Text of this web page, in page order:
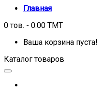
Главная
0 тов. - 0.00 TMT
Ваша корзина пуста!
Каталог товаров